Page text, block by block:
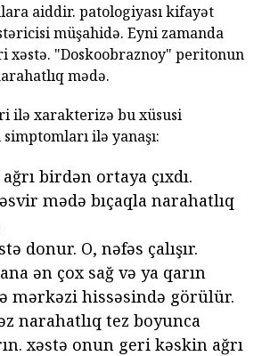
aiddir. patologiyası kifayət
müşahidə. Eyni zamanda
xəstə. "Doskoobraznoy" peritonun
mədə.
ilə xarakterizə bu xüsusi
ilə yanaşı:
birdən ortaya çıxdı.
mədə bıçaqla narahatlıq
donur. O, nəfəs çalışır.
ən çox sağ və ya qarın
mərkəzi hissəsində görülür.
narahatlıq tez boyunca
xəstə onun geri kəskin ağrı